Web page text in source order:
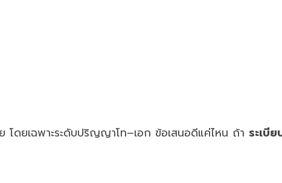
ดยเฉพาะระดับปริญญาโท–เอก ข้อเสนอดีแค่ไหน ถ้า ระเบี